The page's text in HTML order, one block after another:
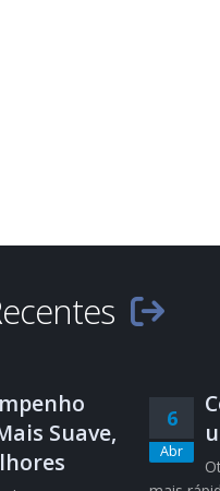
Suave,
6
Abr